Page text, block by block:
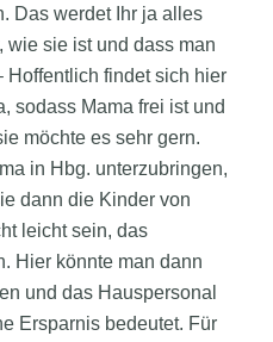
Das werdet Ihr ja alles
wie sie ist und dass man
Hoffentlich findet sich hier
sodass Mama frei ist und
möchte es sehr gern.
in Hbg. unterzubringen,
dann die Kinder von
leicht sein, das
Hier könnte man dann
und das Hauspersonal
Ersparnis bedeutet. Für